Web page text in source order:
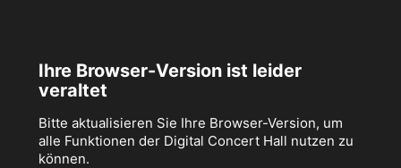
Ihre Browser-Version ist leider
veraltet
Bitte aktualisieren Sie Ihre Browser-Version, um
alle Funktionen der Digital Concert Hall nutzen zu
können.